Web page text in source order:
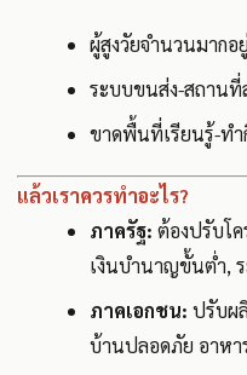
ผู้สูงวัยจำนวนมากอ
ระบบขนส่ง-สถานที่
ขาดพื้นที่เรียนรู้-ทำ
แล้วเราควรทำอะไร?
ภาครัฐ: ต้องปรับโค
เงินบำนาญขั้นต่ำ,
ภาคเอกชน: ปรับผ
บ้านปลอดภัย อาห